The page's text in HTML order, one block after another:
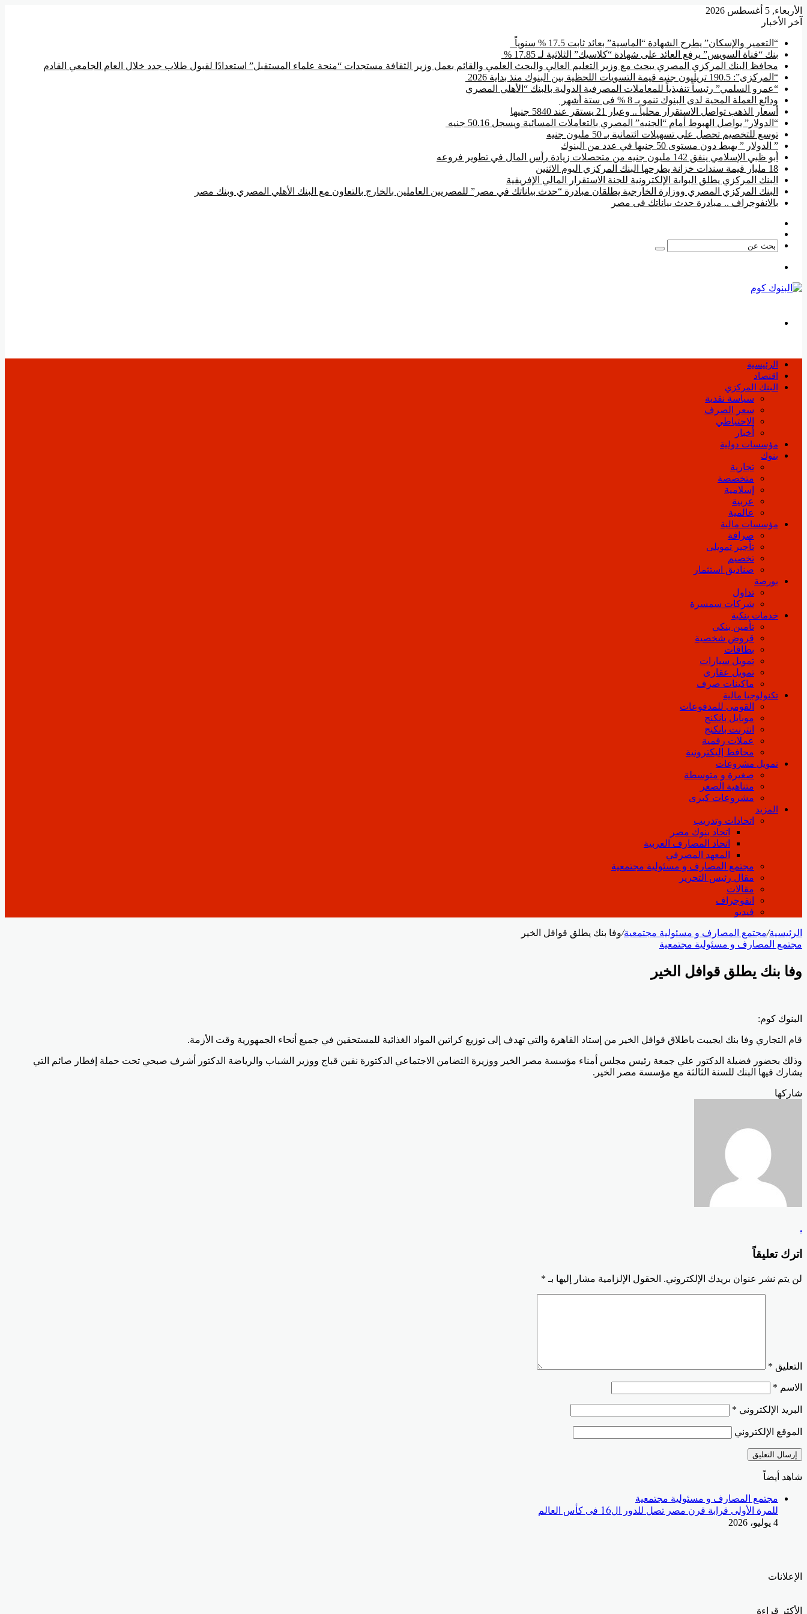
الأربعاء, 5 أغسطس 2026
آخر الأخبار
“التعمير والإسكان” يطرح الشهادة “الماسية” بعائد ثابت 17.5 % سنوياً
بنك “قناة السويس” يرفع العائد على شهادة “كلاسيك” الثلاثية لـ 17.85 %
محافظ البنك المركزي المصري يبحث مع وزير التعليم العالي والبحث العلمي والقائم بعمل وزير الثقافة مستجدات “منحة علماء المستقبل” استعدادًا لقبول طلاب جدد خلال العام الجامعي القادم
“المركزى”: 190.5 تريليون جنيه قيمة التسويات اللحظية بين البنوك منذ بداية 2026
“عمرو السلمي” رئيساً تنفيذياً للمعاملات المصرفية الدولية بالبنك “الأهلي المصري
ودائع العملة المحية لدى البنوك تنمو بـ 8 % فى ستة أشهر
أسعار الذهب تواصل الاستقرار محلياً .. وعيار 21 يستقر عند 5840 جنيها
“الدولار” يواصل الهبوط أمام “الجنيه” المصري بالتعاملات المسائية ويسجل 50.16 جنيه
توسع للتخصيم تحصل على تسهيلات ائتمانية بـ 50 مليون جنيه
” الدولار ” يهبط دون مستوى 50 جنيها في عدد من البنوك
أبو ظبي الإسلامي ينفق 142 مليون جنيه من متحصلات زيادة رأس المال في تطوير فروعه
18 مليار قيمة سندات خزانة يطرحها البنك المركزي اليوم الاثنين
البنك المركزي يطلق البوابة الإلكترونية للجنة الاستقرار المالي الإفريقية
البنك المركزي المصري ووزارة الخارجية يطلقان مبادرة “حدث بياناتك في مصر” للمصريين العاملين بالخارج بالتعاون مع البنك الأهلي المصري وبنك مصر
بالانفوجراف .. مبادرة حدث بياناتك فى مصر
بحث
الرئيسية
اقتصاد
البنك المركزي
سياسة نقدية
سعر الصرف
الاحتياطي
أخبار
مؤسسات دولية
بنوك
تجارية
متخصصة
إسلامية
عربية
عالمية
مؤسسات مالية
صرافة
تأجير تمويلى
تخصيم
صناديق استثمار
بورصة
تداول
شركات سمسرة
خدمات بنكية
تأمين بنكي
قروض شخصية
بطاقات
تمويل سيارات
تمويل عقارى
ماكينات صرف
تكنولوجيا مالية
القومى للمدفوعات
موبايل بانكنج
انترنت بانكنج
عملات رقمية
محافظ إليكترونية
تمويل مشروعات
صغيرة و متوسطة
متناهية الصغر
مشروعات كبرى
المزيد
اتحادات وتدريب
اتحاد بنوك مصر
اتحاد المصارف العربية
المعهد المصرفي
مجتمع المصارف و مسئولية مجتمعية
مقال رئيس التحرير
مقالات
انفوجراف
فيديو
الرئيسية/مجتمع المصارف و مسئولية مجتمعية/وفا بنك يطلق قوافل الخير
مجتمع المصارف و مسئولية مجتمعية
وفا بنك يطلق قوافل الخير
البنوك كوم:
قام التجاري وفا بنك ايجيبت باطلاق قوافل الخير من إستاد القاهرة والتي تهدف إلى توزيع كراتين المواد الغذائية للمستحقين في جميع أنحاء الجمهورية وقت الأزمة.
وذلك بحضور فضيلة الدكتور علي جمعة رئيس مجلس أمناء مؤسسة مصر الخير ووزيرة التضامن الاجتماعي الدكتورة نفين قباج ووزير الشباب والرياضة الدكتور أشرف صبحي تحت حملة إفطار صائم التي
يشارك فيها البنك للسنة الثالثة مع مؤسسة مصر الخير.
فيسبوك
‫X
لينكدإن
بينتيريست
Odnoklassniki
‫Pocket
شاركها
.
اترك تعليقاً
لن يتم نشر عنوان بريدك الإلكتروني. الحقول الإلزامية مشار إليها بـ *
التعليق *
الاسم *
البريد الإلكتروني *
الموقع الإلكتروني
شاهد أيضاً
مجتمع المصارف و مسئولية مجتمعية
للمرة الأولى قرابة قرن مصر تصل للدور ال16 فى كأس العالم
4 يوليو، 2026
الإعلانات
الأكثر قراءة